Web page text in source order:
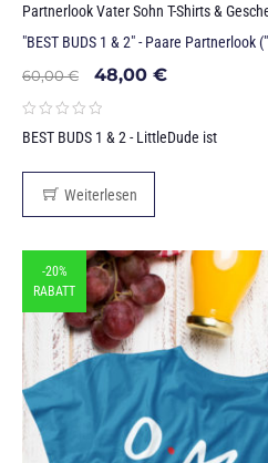
Partnerlook Vater Sohn T-Shirts &
"BEST BUDS 1 & 2" - Paare Partnerlook
60,00€ 48,00 €
BEST BUDS 1 & 2 - LittleDude ist
Weiterlesen
-20%
RABATT